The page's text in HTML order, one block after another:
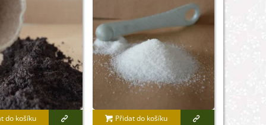
do košíku Přidat do košíku